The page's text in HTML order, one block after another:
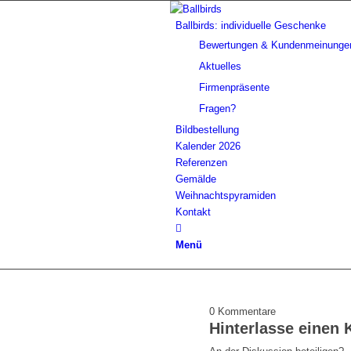
Ballbirds: individuelle Geschenke
Bewertungen &
Aktuelles
Firmenpräsente
Fragen?
Bildbestellung
Kalender 2026
Referenzen
Gemälde
Weihnachtspyramiden
Kontakt
Menü
0 Kommentare
Hinterlasse einen